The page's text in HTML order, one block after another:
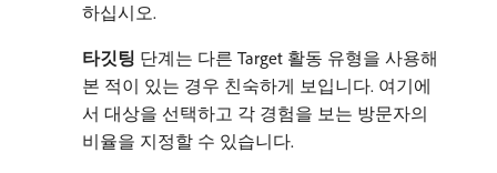
하십시오.
타깃팅 단계는 다른 Target 활동 유형을 사용해
본 적이 있는 경우 친숙하게 보입니다. 여기에
서 대상을 선택하고 각 경험을 보는 방문자의
비율을 지정할 수 있습니다.